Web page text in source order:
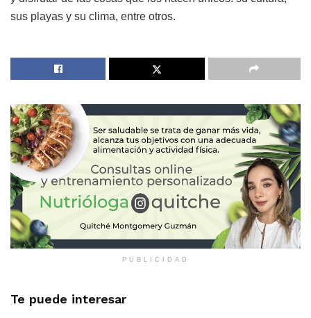
sus playas y su clima, entre otros.
PUBLICIDAD
Te puede interesar